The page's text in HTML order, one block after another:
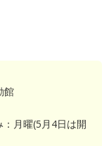
館
月曜(5月4日は開